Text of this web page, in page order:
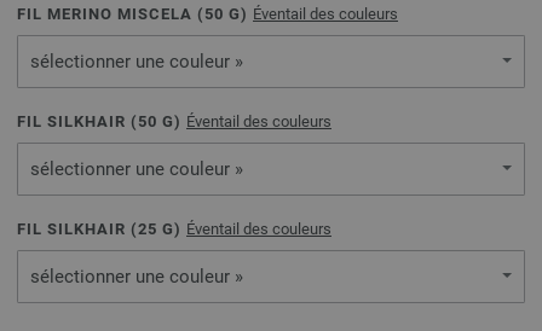
FIL MERINO MISCELA ( 50 G) Éventail des couleurs
sélectionner une couleur »
FIL SILKHAIR ( 50 G) Éventail des couleurs
sélectionner une couleur »
FIL SILKHAIR (25 G) Éventail des couleurs
sélectionner une couleur »